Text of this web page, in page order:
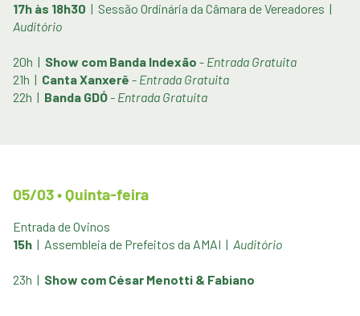
17h às 18h30 | Sessão Ordinária da Câmara de Vereadores |
Auditório
20h | Show com Banda Indexão - Entrada Gratuita
21h | Canta Xanxerê - Entrada Gratuita
22h | Banda GDÓ - Entrada Gratuita
05/03 • Quinta-feira
Entrada de Ovinos
15h | Assembleia de Prefeitos da AMAI | Auditório
23h | Show com César Menotti & Fabiano